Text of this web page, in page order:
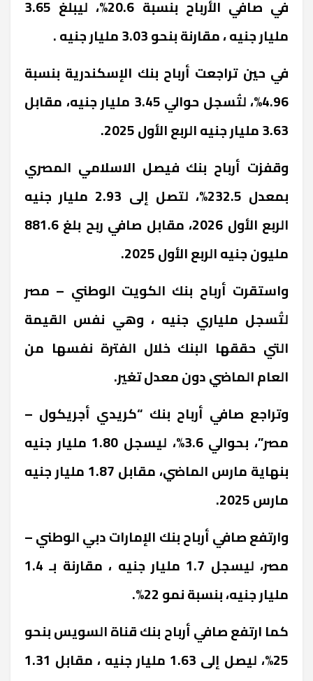
في صافي الأرباح بنسبة 20.6%، ليبلغ 3.65
مليار جنيه ، مقارنة بنحو 3.03 مليار جنيه .
في حين تراجعت أرباح بنك الإسكندرية بنسبة
4.96%، لتُسجل حوالي 3.45 مليار جنيه، مقابل
3.63 مليار جنيه الربع الأول 2025.
وقفزت أرباح بنك فيصل الاسلامي المصري
بمعدل 232.5%، لتصل إلى 2.93 مليار جنيه
الربع الأول 2026، مقابل صافي ربح بلغ 881.6
مليون جنيه الربع الأول 2025.
واستقرت أرباح بنك الكويت الوطني – مصر
لتُسجل ملياري جنيه ، وهي نفس القيمة
التي حققها البنك خلال الفترة نفسها من
العام الماضي دون معدل تغير.
وتراجع صافي أرباح بنك “كريدي أجريكول –
مصر”، بحوالي 3.6%، ليسجل 1.80 مليار جنيه
بنهاية مارس الماضي، مقابل 1.87 مليار جنيه
مارس 2025.
وارتفع صافي أرباح بنك الإمارات دبي الوطني –
مصر، ليسجل 1.7 مليار جنيه ، مقارنة بـ 1.4
مليار جنيه، بنسبة نمو 22%.
كما ارتفع صافي أرباح بنك قناة السويس بنحو
25%، ليصل إلى 1.63 مليار جنيه ، مقابل 1.31